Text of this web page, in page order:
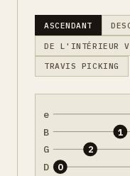
ASCENDANT
DE L'INTÉRIEUR
TRAVIS PICKING
e
B
G
D 0
2
1